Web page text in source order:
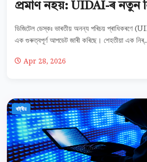
প্ৰমাণ নহয়: UIDAI-ৰ নতুন
ডিজিটেল ডেস্কঃ ভাৰতীয় অনন্য পৰিচয় প্ৰাধিকৰণে
এক গুৰুত্বপূৰ্ণ আপডেট জাৰী কৰিছে। শেহতীয়া এক
Apr 28, 2026
ৰাষ্ট্ৰীয়